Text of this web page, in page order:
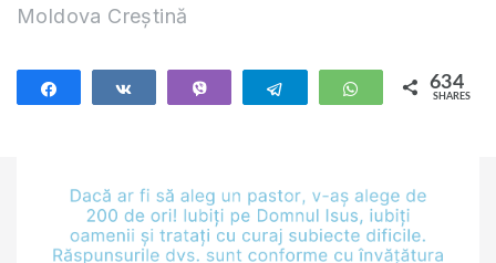
Moldova Creștină
Telegram WhatsApp
634
SHARES